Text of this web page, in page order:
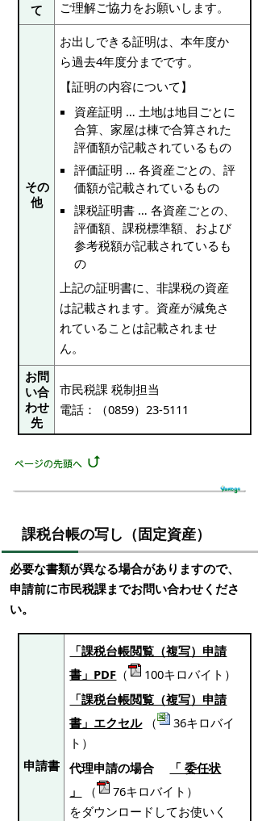
て
ご理解ご協力をお願いします。
その
他
お出しできる証明は、本年度か
ら過去4年度分までです。
【証明の内容について】
資産証明 … 土地は地目ごとに
合算、家屋は棟で合算された
評価額が記載されているもの
評価証明 … 各資産ごとの、評
価額が記載されているもの
課税証明書 … 各資産ごとの、
評価額、課税標準額、および
参考税額が記載されているも
の
上記の証明書に、非課税の資産
は記載されます。資産が減免さ
れていることは記載されませ
ん。
お問
い合
わせ
先
市民税課 税制担当
電話：（0859）23-5111
課税台帳の写し（固定資産）
必要な書類が異なる場合がありますので、
申請前に市民税課までお問い合わせくださ
い。
申請書
「課税台帳閲覧（複写）申請
書」PDF （
100キロバイト）
「課税台帳閲覧（複写）申請
書」エクセル（
36キロバイ
ト）
代理申請の場合
「 委任状
」
（
76キロバイト）
をダウンロードしてお使いく